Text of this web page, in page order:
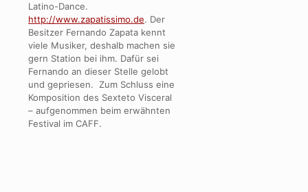
Latino-Dance.
http://www.zapatissimo.de. Der
Besitzer Fernando Zapata kennt
viele Musiker, deshalb machen sie
gern Station bei ihm. Dafür sei
Fernando an dieser Stelle gelobt
und gepriesen. Zum Schluss eine
Komposition des Sexteto Visceral
– aufgenommen beim erwähnten
Festival im CAFF.